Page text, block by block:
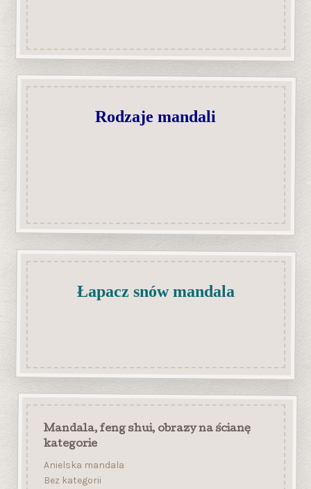
Rodzaje mandali
Łapacz snów mandala
Mandala, feng shui, obrazy na ścianę
kategorie
Anielska mandala
Bez kategorii